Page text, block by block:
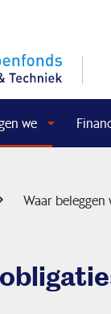
we
Waar beleggen